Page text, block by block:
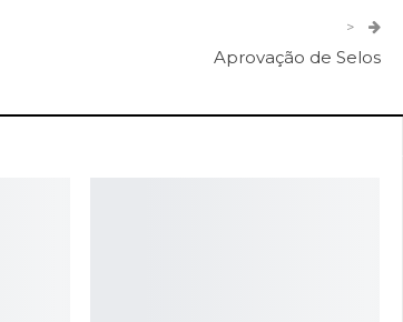
>
Aprovação de Selos